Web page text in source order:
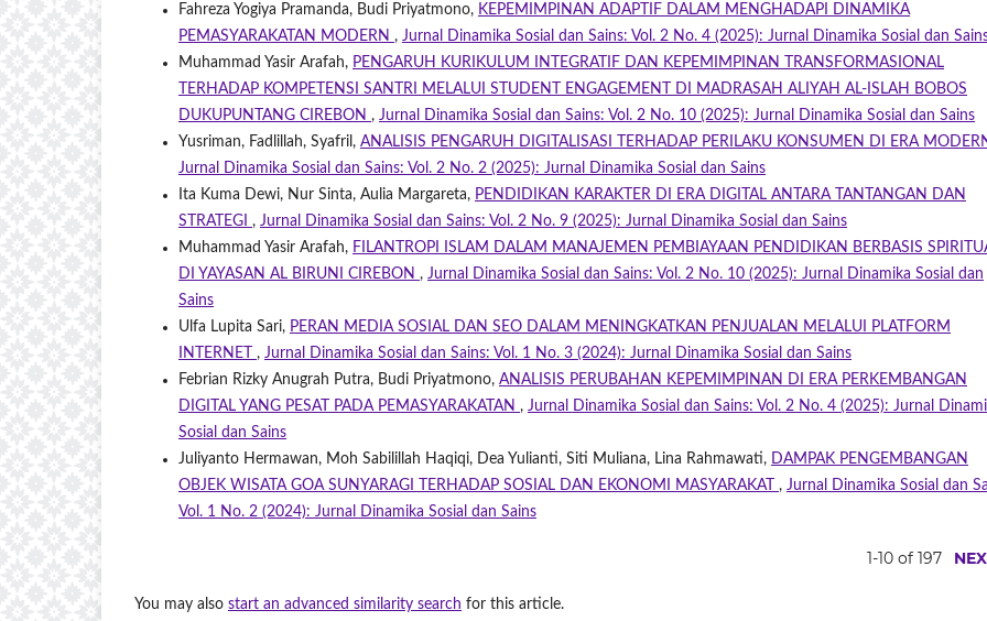
Fahreza Yogiya Pramanda, Budi Priyatmono, KEPEMIMPINAN ADAPTIF DALAM MENGHADAPI DINAMIKA
PEMASYARAKATAN MODERN , Jurnal Dinamika Sosial dan Sains: Vol. 2 No. 4 (2025): Jurnal Dinamika Sosial dan
Muhammad Yasir Arafah, PENGARUH KURIKULUM INTEGRATIF DAN KEPEMIMPINAN TRANSFORMASIONAL
TERHADAP KOMPETENSI SANTRI MELALUI STUDENT ENGAGEMENT DI MADRASAH ALIYAH AL-ISLAH BOBOS
DUKUPUNTANG CIREBON , Jurnal Dinamika Sosial dan Sains: Vol. 2 No. 10 (2025): Jurnal Dinamika Sosial dan Sains
Yusriman, Fadlillah, Syafril, ANALISIS PENGARUH DIGITALISASI TERHADAP PERILAKU KONSUMEN DI ERA
Jurnal Dinamika Sosial dan Sains: Vol. 2 No. 2 (2025): Jurnal Dinamika Sosial dan Sains
Ita Kuma Dewi, Nur Sinta, Aulia Margareta, PENDIDIKAN KARAKTER DI ERA DIGITAL ANTARA TANTANGAN DAN
STRATEGI , Jurnal Dinamika Sosial dan Sains: Vol. 2 No. 9 (2025): Jurnal Dinamika Sosial dan Sains
Muhammad Yasir Arafah, FILANTROPI ISLAM DALAM MANAJEMEN PEMBIAYAAN PENDIDIKAN BERBASIS
DI YAYASAN AL BIRUNI CIREBON , Jurnal Dinamika Sosial dan Sains: Vol. 2 No. 10 (2025): Jurnal Dinamika Sosial dan
Sains
Ulfa Lupita Sari, PERAN MEDIA SOSIAL DAN SEO DALAM MENINGKATKAN PENJUALAN MELALUI PLATFORM
INTERNET , Jurnal Dinamika Sosial dan Sains: Vol. 1 No. 3 (2024): Jurnal Dinamika Sosial dan Sains
Febrian Rizky Anugrah Putra, Budi Priyatmono, ANALISIS PERUBAHAN KEPEMIMPINAN DI ERA PERKEMBANGAN
DIGITAL YANG PESAT PADA PEMASYARAKATAN , Jurnal Dinamika Sosial dan Sains: Vol. 2 No. 4 (2025): Jurnal
Sosial dan Sains
Juliyanto Hermawan, Moh Sabilillah Haqiqi, Dea Yulianti, Siti Muliana, Lina Rahmawati,
DAMPAK PENGEMBANGAN
OBJEK WISATA GOA SUNYARAGI TERHADAP SOSIAL DAN EKONOMI MASYARAKAT , Jurnal Dinamika Sosial dan
Vol. 1 No. 2 (2024): Jurnal Dinamika Sosial dan Sains
1-10 of 197
You may also start an advanced similarity search for this article.